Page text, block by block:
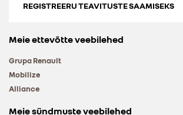
REGISTREERU TEAVITUSTE SAAMISEKS
Meie ettevõtte veebilehed
Grupa Renault
Mobilize
Alliance
Meie sündmuste veebilehed